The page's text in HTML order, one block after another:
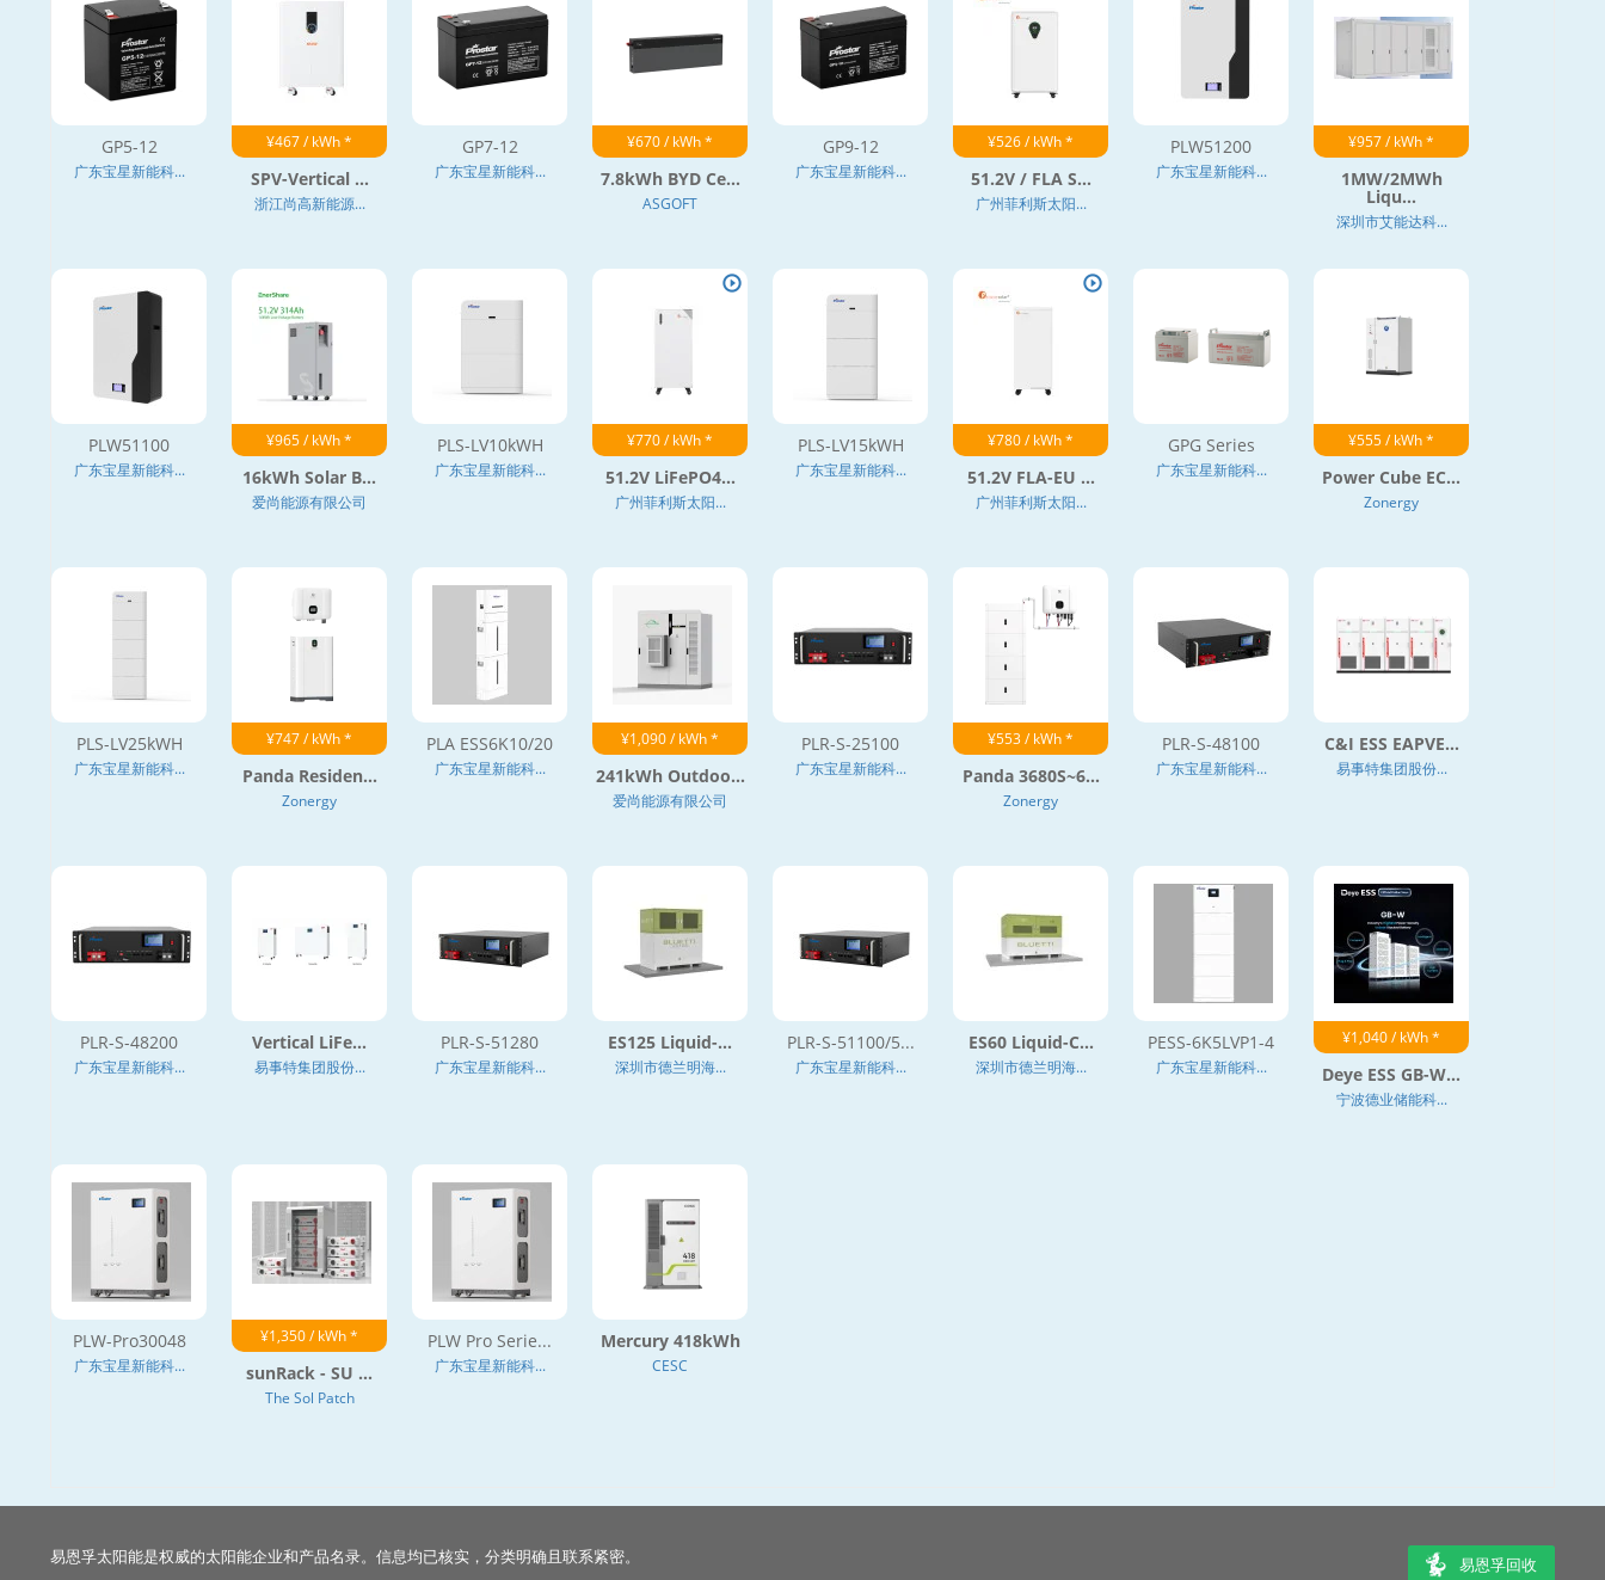
GP5-12
广东宝星新能科...
¥467 / kWh *
SPV-Vertical ...
浙江尚高新能源...
GP7-12
广东宝星新能科...
¥670 / kWh *
7.8kWh BYD Ce...
ASGOFT
GP9-12
广东宝星新能科...
¥526 / kWh *
51.2V / FLA S...
广州菲利斯太阳...
PLW51200
广东宝星新能科...
¥957 / kWh *
1MW/2MWh
Liqu...
深圳市艾能达科...
PLW51100
广东宝星新能科...
¥965 / kWh *
16kWh Solar B...
爱尚能源有限公司
PLS-LV10kWH
广东宝星新能科...
¥770 / kWh *
51.2V LiFePO4...
广州菲利斯太阳...
PLS-LV15kWH
广东宝星新能科...
¥780 / kWh *
51.2V FLA-EU ...
广州菲利斯太阳...
GPG Series
广东宝星新能科...
¥555 / kWh *
Power Cube EC...
Zonergy
PLS-LV25kWH
广东宝星新能科...
¥747 / kWh *
Panda Residen...
Zonergy
PLA ESS6K10/20
广东宝星新能科...
¥1,090 / kWh *
241kWh Outdoo...
爱尚能源有限公司
PLR-S-25100
广东宝星新能科...
¥553 / kWh *
Panda 3680S~6...
Zonergy
PLR-S-48100
广东宝星新能科...
C&I ESS EAPVE...
易事特集团股份...
PLR-S-48200
广东宝星新能科...
Vertical LiFe...
易事特集团股份...
PLR-S-51280
广东宝星新能科...
ES125 Liquid-...
深圳市德兰明海...
PLR-S-51100/5...
广东宝星新能科...
ES60 Liquid-C...
深圳市德兰明海...
PESS-6K5LVP1-4
广东宝星新能科...
¥1,040 / kWh *
Deye ESS GB-W...
宁波德业储能科...
PLW-Pro30048
广东宝星新能科...
¥1,350 / kWh *
sunRack - SU ...
The Sol Patch
PLW Pro Serie...
广东宝星新能科...
Mercury 418kWh
CESC
易恩孚太阳能是权威的太阳能企业和产品名录。信息均已核实，分类明确且联系紧密。 易恩孚回收